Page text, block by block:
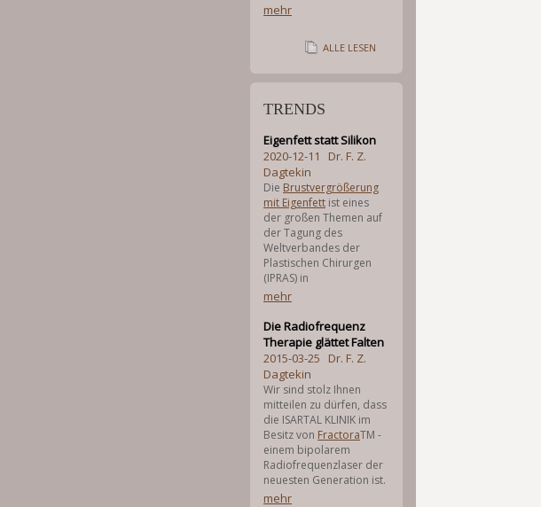
mehr
ALLE LESEN
TRENDS
Eigenfett statt Silikon
2020-12-11
Dr. F. Z.
Dagtekin
Die Brustvergrößerung
mit Eigenfett ist eines
der großen Themen auf
der Tagung des
Weltverbandes der
Plastischen Chirurgen
(IPRAS) in
mehr
Die Radiofrequenz
Therapie glättet Falten
2015-03-25
Dr. F. Z.
Dagtekin
Wir sind stolz Ihnen
mitteilen zu dürfen, dass
die ISARTAL KLINIK im
Besitz von FractoraTM -
einem bipolarem
Radiofrequenzlaser der
neuesten Generation ist.
mehr